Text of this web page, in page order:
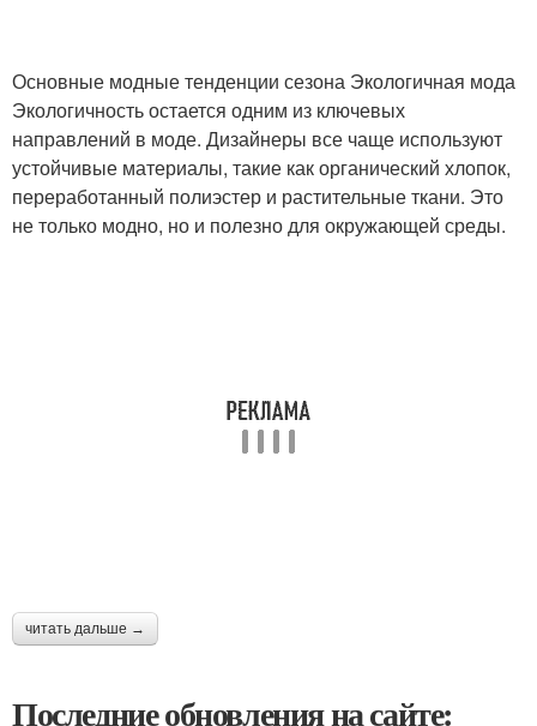
Основные модные тенденции сезона Экологичная мода
Экологичность остается одним из ключевых
направлений в моде. Дизайнеры все чаще используют
устойчивые материалы, такие как органический хлопок,
переработанный полиэстер и растительные ткани. Это
не только модно, но и полезно для окружающей среды.
читать дальше →
Последние обновления на сайте: